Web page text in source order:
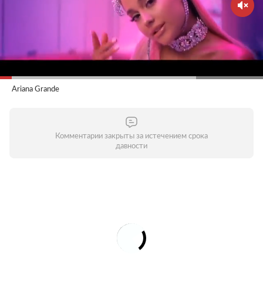
Ariana Grande
Комментарии закрыты за истечением срока
давности